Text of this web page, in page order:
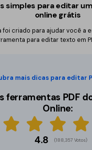
simples para editar
online grátis
foi criado para ajudar você a
para editar texto em
mais dicas para editar
ferramentas PDF
Online:
4.8 (188,357 Votos)